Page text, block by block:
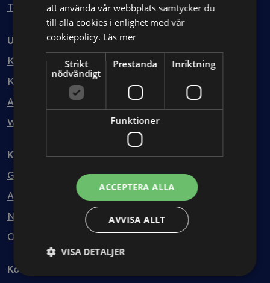
Testa kostnadsfritt
Utbildning
Kurser
Kurspaket
Abonnemang
Webbinarium
Kunskapsbank
Guider
Avtalsmallar
Nyheter
Ordlista
Kontakt
att använda vår webbplats samtycker du
till alla cookies i enlighet med vår
cookiepolicy. Läs mer
Strikt
nödvändigt
Prestanda Inriktning
Funktioner
ACCEPTERA ALLA
AVVISA ALLT
VISA DETALJER